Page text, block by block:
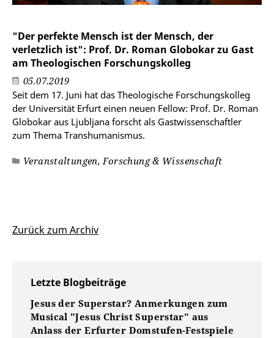
"Der perfekte Mensch ist der Mensch, der
verletzlich ist": Prof. Dr. Roman Globokar zu Gast
am Theologischen Forschungskolleg
05.07.2019
Seit dem 17. Juni hat das Theologische Forschungskolleg
der Universität Erfurt einen neuen Fellow: Prof. Dr. Roman
Globokar aus Ljubljana forscht als Gastwissenschaftler
zum Thema Transhumanismus.
Veranstaltungen, Forschung & Wissenschaft
Zurück zum Archiv
Letzte Blogbeiträge
Jesus der Superstar? Anmerkungen zum
Musical "Jesus Christ Superstar" aus
Anlass der Erfurter Domstufen-Festspiele